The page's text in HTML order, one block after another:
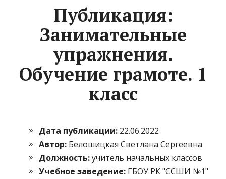
Публикация:
Занимательные
упражнения.
Обучение грамоте. 1
класс
Дата публикации: 22.06.2022
Автор: Белошицкая Светлана Сергеевна
Должность:учитель начальных классов
Учебное заведение: ГБОУ РК "ССШИ №1"